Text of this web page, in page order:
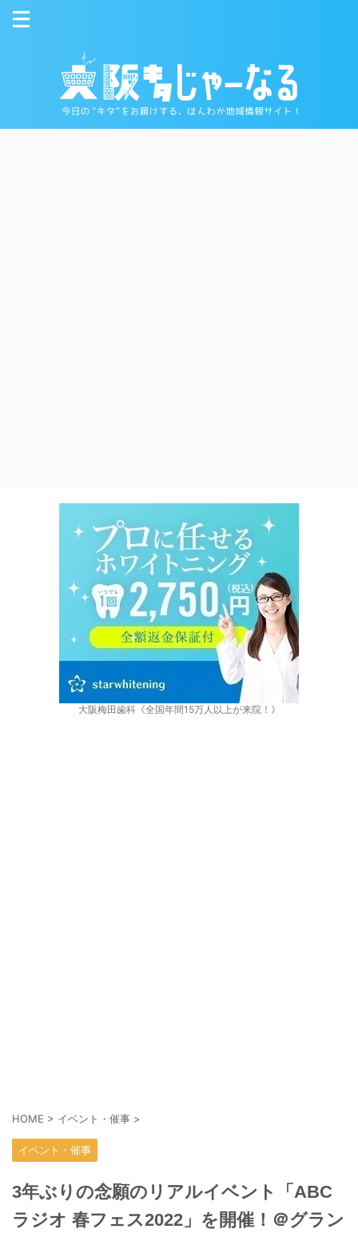
大阪梅田歯科《全国年間15万人以上が来院！》
HOME > イベント・催事 >
イベント・催事
3年ぶりの念願のリアルイベント「ABC
ラジオ 春フェス2022」を開催！＠グラン